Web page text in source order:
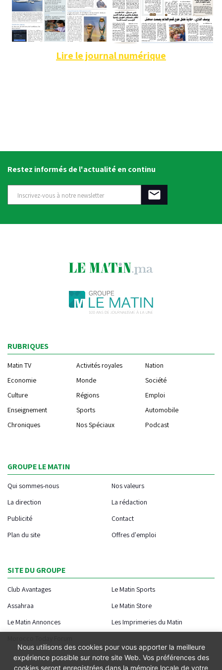
Lire le journal numérique
Restez informés de l'actualité en continu
RUBRIQUES
Matin TV Activités royales
Nation
Economie
Monde
Société
Culture
Régions
Emploi
Enseignement
Sports
Automobile
Chroniques
Nos Spéciaux Podcast
GROUPE LE MATIN
Qui sommes-nous
Nos valeurs
La direction
La rédaction
Publicité
Contact
Plan du site
Offres d'emploi
SITE DU GROUPE
Club Avantages
Le Matin Sports
Assahraa
Le Matin Store
Le Matin Annonces
Les Imprimeries du Matin
Nous utilisons des cookies pour vous apporter la meilleure
expérience possible sur notre site Web. Vos préférences des
cookies seront enregistrées dans la mémoire locale de votre